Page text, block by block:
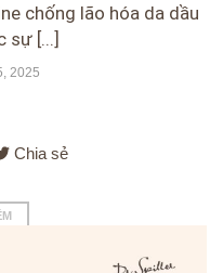
chống lão hóa da dầu
sự [...]
2025
Chia sẻ